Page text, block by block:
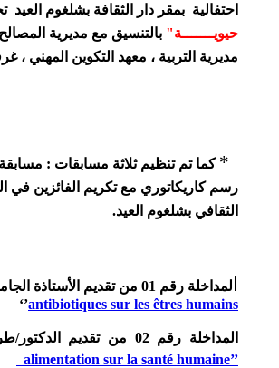
احتفالية بمقر دار الثقافة بشلغوم
حيويـــــــة" بالتنسيق مع مديرية المصالح
مديرية التربية ، معهد التكوين المهني ،
* كما تم تنظيم ثلاثة مسابقات :
رسم كاريكاتوري مع تكريم الفائزين في
الثقافي بشلغوم العيد.
لمداخلة رقم 01 من تقديم الأستاذة الجامعية السيدة / حيمور سارة بعنوان
antibiotiques sur les êtres humains
’‘
المداخلة رقم02 من تقديم
alimentation sur la santé humaine’’